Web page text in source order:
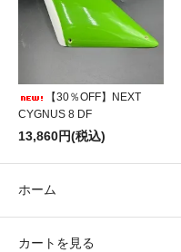
【30％OFF】NEXT
CYGNUS 8 DF
13,860円(税込)
ホーム
カートを見る